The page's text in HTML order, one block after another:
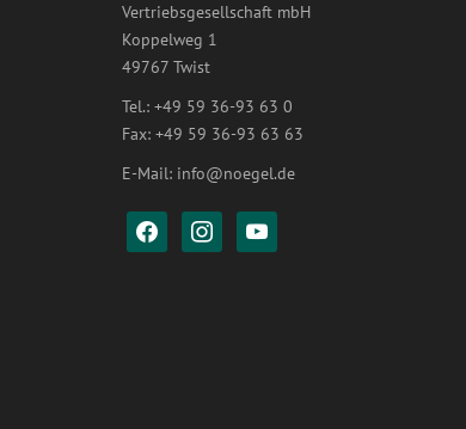
Vertriebsgesellschaft mbH
Koppelweg 1
49767 Twist
Tel.: +49 59 36-93 63 0
Fax: +49 59 36-93 63 63
E-Mail: info@noegel.de
facebook instagramyoutube